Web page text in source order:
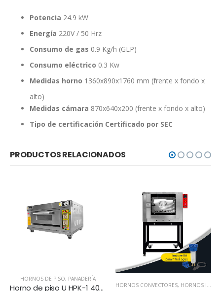
Potencia 24.9 kW
Energía 220V / 50 Hrz
Consumo de gas 0.9 Kg/h (GLP)
Consumo eléctrico 0.3 Kw
Medidas horno 1360x890x1760 mm (frente x fondo x
alto)
Medidas cámara 870x640x200 (frente x fondo x alto)
Tipo de certificación Certificado por SEC
PRODUCTOS RELACIONADOS
HORNOS DE PISO, PANADERÍA
Horno de piso U HPK-1 4060 Pareti Kitchenette HORNOS CONVECTORES, HORNOS INDUSTRIALES